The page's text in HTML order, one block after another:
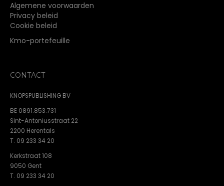
Algemene voorwaarden
Privacy beleid
Cookie beleid
Kmo-portefeuille
CONTACT
KNOPSPUBLISHING BV
BE 0891.853.731
Sint-Antoniusstraat 22
2200 Herentals
T. 09 233 34 20
Kerkstraat 108
9050 Gent
T. 09 233 34 20